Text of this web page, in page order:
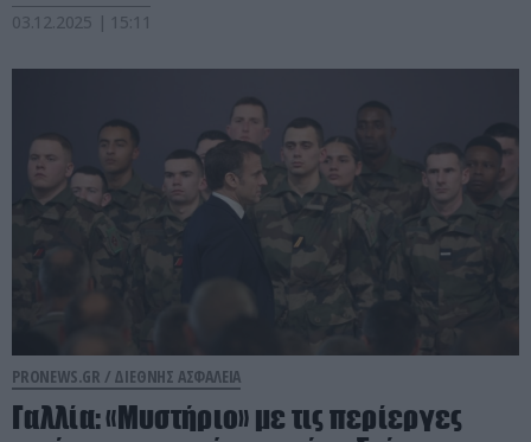
03.12.2025 | 15:11
PRONEWS.GR / ΔΙΕΘΝΗΣ ΑΣΦΑΛΕΙΑ
Γαλλία: «Μυστήριο» με τις περίεργες